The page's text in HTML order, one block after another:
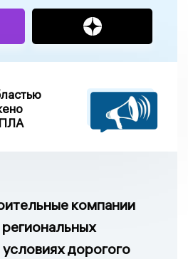
компании
дорогого